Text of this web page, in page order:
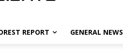
REPORT GENERAL NEWS